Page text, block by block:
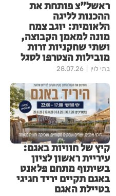
ראשל"צ פותחת את
ההכנות לליגה
הלאומית: יוגב צמח
מונה למאמן הקבוצה,
ושתי שחקניות זרות
מובילות הצטרפו לסגל
בתי לוין 28.07.26
קיץ של חוויות באגם:
עיריית ראשון לציון
בשיתוף מתחם פלאנט
באגם תקיים יריד חגיגי
בטיילת האגם